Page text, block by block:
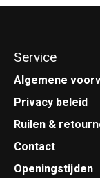
Service
Algemene
Privacy beleid
Ruilen &
Contact
Openingstijden